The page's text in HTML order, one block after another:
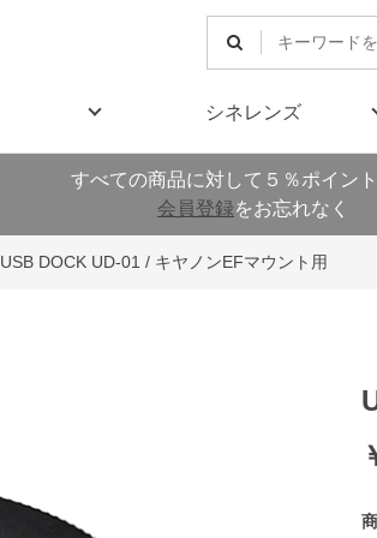
シネレンズ
すべての商品に対して５％ポイン
会員登録をお忘れなく
USB DOCK UD-01 / キヤノンEFマウント用